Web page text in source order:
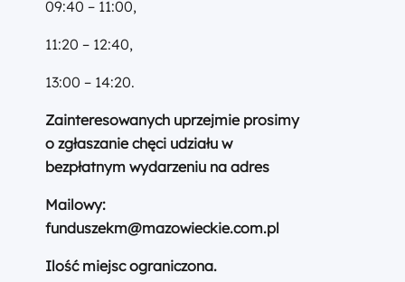
09:40 – 11:00,
11:20 – 12:40,
13:00 – 14:20.
Zainteresowanych uprzejmie prosimy
o zgłaszanie chęci udziału w
bezpłatnym wydarzeniu na adres
Mailowy:
funduszekm@mazowieckie.com.pl
Ilość miejsc ograniczona.